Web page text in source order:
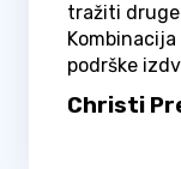
tražiti
podrške
Christi